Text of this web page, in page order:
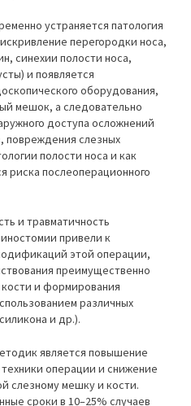
устраняется патология
перегородки носа,
синехии полости носа,
и появляется
оборудования,
мешок, а следовательно
доступа осложнений
повреждения слезных
полости носа и как
риска послеоперационного
и травматичность
привели к
этой операции,
преимущественно
кости и формирования
различных
и др.).
является повышение
операции и снижение
слезному мешку и кости.
сроки в 10–25% случаев